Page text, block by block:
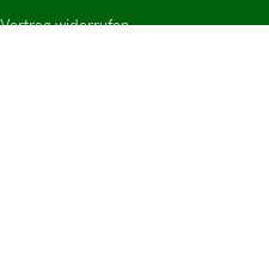
Vertrag widerrufen